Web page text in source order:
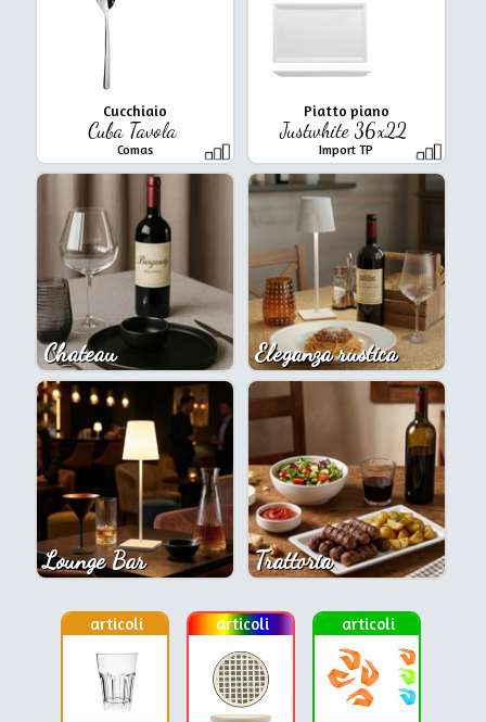
Cucchiaio
Cuba Tavola
Comas
Piatto piano
Justwhite 36x22
Import TP
Chateau Eleganza rustica
Lounge Bar Trattoria
articoli articoli articoli